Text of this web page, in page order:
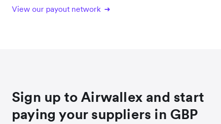
View our payout network
Sign up to Airwallex and start
paying your suppliers in GBP